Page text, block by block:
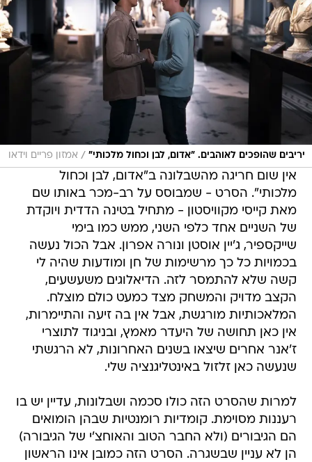
יריבים שהופכים לאוהבים. "אדום, לבן וכחול מלכותי" / אמזון פריים וידאו
אין שום חריגה מהשבלונה ב"אדום, לבן וכחול
מלכותי". הסרט - שמבוסס על רב-מכר באותו שם
מאת קייסי מקוויסטון - מתחיל בטינה הדדית ויוקדת
של השניים אחד כלפי השני, ממש כמו בימי
שייקספיר, ג'יין אוסטן ונורה אפרון. אבל הכול נעשה
בכמויות כל כך מרשימות של חן ומודעות שהיה לי
קשה שלא להתמסר לזה. הדיאלוגים משעשעים,
הקצב מדויק והמשחק מצד כמעט כולם מוצלח.
המלאכותיות מורגשת, אבל אין בה זיעה והתיימרות,
אין כאן תחושה של היעדר מאמץ, ובניגוד לתוצרי
ז'אנר אחרים שיצאו בשנים האחרונות, לא הרגשתי
שנעשה כאן זלזול באינטליגנציה שלי.
למרות שהסרט הזה כולו סכמה ושבלונות, עדיין יש בו
רעננות מסוימת. קומדיות רומנטיות שבהן הומואים
הם הגיבורים (ולא החבר הטוב והאוחצ'י של הגיבורה)
הן לא עניין שבשגרה. הסרט הזה כמובן אינו הראשון